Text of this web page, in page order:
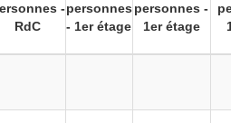
-
RdC
personnes
- 1er étage
personnes -
1er étage